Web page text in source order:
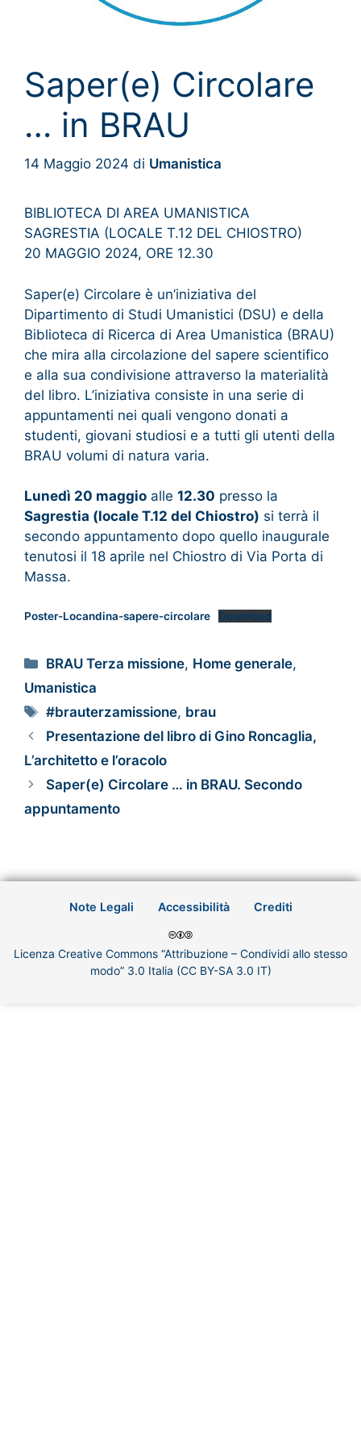
Saper(e) Circolare
… in BRAU
14 Maggio 2024 di Umanistica
BIBLIOTECA DI AREA UMANISTICA
SAGRESTIA (LOCALE T.12 DEL CHIOSTRO)
20 MAGGIO 2024, ORE 12.30
Saper(e) Circolare è un’iniziativa del
Dipartimento di Studi Umanistici (DSU) e della
Biblioteca di Ricerca di Area Umanistica (BRAU)
che mira alla circolazione del sapere scientifico
e alla sua condivisione attraverso la materialità
del libro. L’iniziativa consiste in una serie di
appuntamenti nei quali vengono donati a
studenti, giovani studiosi e a tutti gli utenti della
BRAU volumi di natura varia.
Lunedì 20 maggio alle 12.30 presso la
Sagrestia (locale T.12 del Chiostro) si terrà il
secondo appuntamento dopo quello inaugurale
tenutosi il 18 aprile nel Chiostro di Via Porta di
Massa.
Poster-Locandina-sapere-circolare Download
BRAU Terza missione, Home generale,
Umanistica
#brauterzamissione, brau
Presentazione del libro di Gino Roncaglia,
L’architetto e l’oracolo
Saper(e) Circolare … in BRAU. Secondo
appuntamento
Note Legali Accessibilità Crediti
Licenza Creative Commons “Attribuzione – Condividi allo stesso
modo” 3.0 Italia (CC BY-SA 3.0 IT)